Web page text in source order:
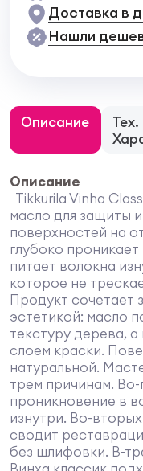
Доставка в
Нашли
Описание
Тех.
Описание
Tikkurila Vinha
масло для защиты
поверхностей на
глубоко
питает волокна
которое не
Продукт сочетает
эстетикой: масло
текстуру дерева,
слоем краски.
натуральной.
трем причинам.
проникновение в
изнутри. Во-
сводит
без шлифовки. В-